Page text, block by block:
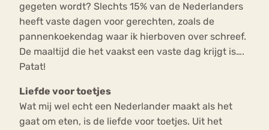
gegeten wordt? Slechts 15% van de Nederlanders
heeft vaste dagen voor gerechten, zoals de
pannenkoekendag waar ik hierboven over schreef.
De maaltijd die het vaakst een vaste dag krijgt is….
Patat!
Liefde voor toetjes
Wat mij wel echt een Nederlander maakt als het
gaat om eten, is de liefde voor toetjes. Uit het